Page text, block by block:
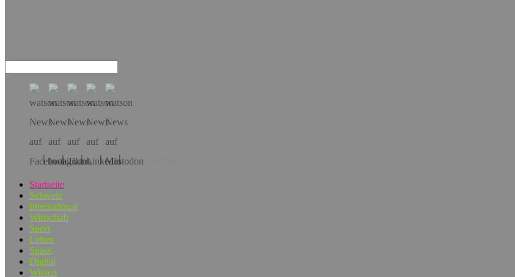
Hol dir die App!
Startseite
Schweiz
International
Wirtschaft
Sport
Leben
Spass
Digital
Wissen